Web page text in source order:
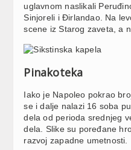
uglavnom naslikali
Sinjoreli i Đirlandao. Na
scene iz Starog zaveta, a
Pinakoteka
Iako je Napoleo pokrao
se i dalje nalazi 16 soba
dela od perioda srednjeg
dela. Slike su poređane
razvoj zapadne umetnosti.